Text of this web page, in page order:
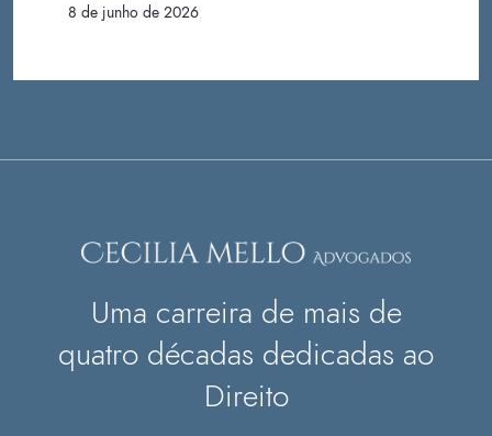
8 de junho de 2026
Uma carreira de mais de
quatro décadas dedicadas ao
Direito